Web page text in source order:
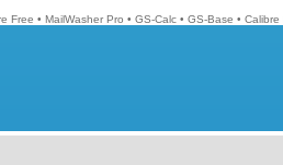
Free • MailWasher Pro • GS-Calc • GS-Base • Calibre